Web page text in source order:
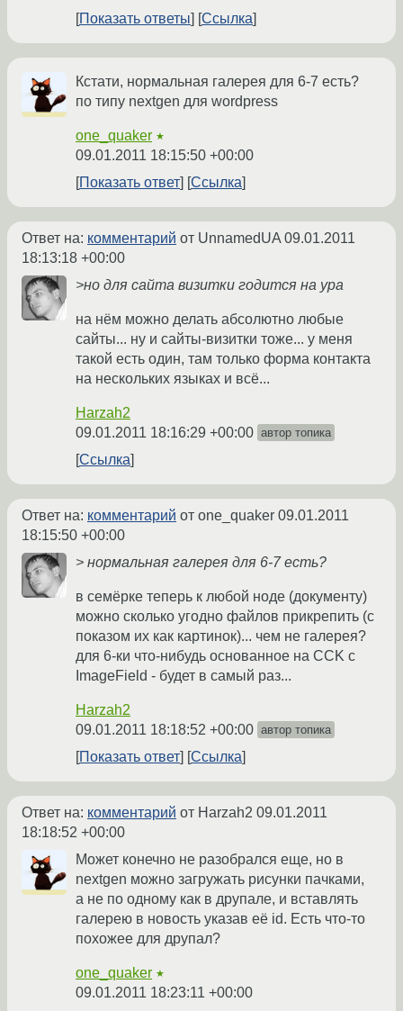
Показать ответы
Ссылка
Кстати, нормальная галерея для 6-7 есть?
по типу nextgen для wordpress
one_quaker ★
09.01.2011 18:15:50 +00:00
Показать ответ
Ссылка
Ответ на: комментарий от UnnamedUA09.01.2011
18:13:18 +00:00
>но для сайта визитки годится на ура
на нём можно делать абсолютно любые
сайты... ну и сайты-визитки тоже... у меня
такой есть один, там только форма контакта
на нескольких языках и всё...
Harzah2
09.01.2011 18:16:29 +00:00 автор топика
Ссылка
Ответ на: комментарий от one_quaker 09.01.2011
18:15:50 +00:00
> нормальная галерея для 6-7 есть?
в семёрке теперь к любой ноде (документу)
можно сколько угодно файлов прикрепить (с
показом их как картинок)... чем не галерея?
для 6-ки что-нибудь основанное на CCK с
ImageField - будет в самый раз...
Harzah2
09.01.2011 18:18:52 +00:00 автор топика
Показать ответ Ссылка
Ответ на: комментарий от Harzah2 09.01.2011
18:18:52 +00:00
Может конечно не разобрался еще, но в
nextgen можно загружать рисунки пачками,
а не по одному как в друпале, и вставлять
галерею в новость указав её id. Есть что-то
похожее для друпал?
one_quaker ★
09.01.2011 18:23:11 +00:00